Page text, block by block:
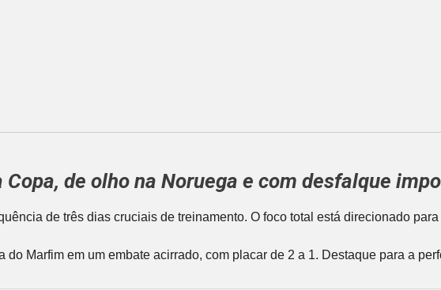
de olho na Noruega e com desfalque
de três dias cruciais de treinamento. O foco total está direcionado
Marfim em um embate acirrado, com placar de 2 a 1. Destaque para a